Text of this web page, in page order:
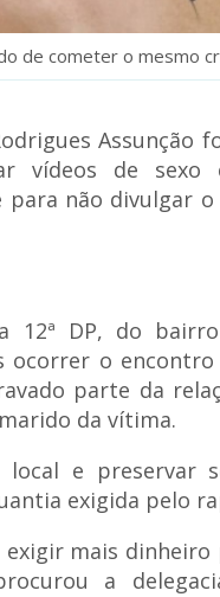
de cometer o mesmo
Assunção
vídeos de sexo
não divulgar o
12ª DP, do bairro
ocorrer o
parte da
da vítima.
e preservar
exigida pelo
mais
a